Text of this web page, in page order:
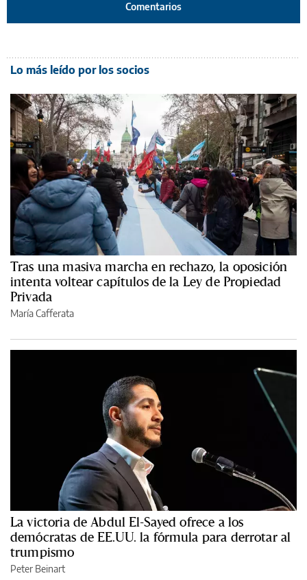
Comentarios
Lo más leído por los socios
Tras una masiva marcha en rechazo, la oposición
intenta voltear capítulos de la Ley de Propiedad
Privada
María Cafferata
La victoria de Abdul El-Sayed ofrece a los
demócratas de EE.UU. la fórmula para derrotar al
trumpismo
Peter Beinart